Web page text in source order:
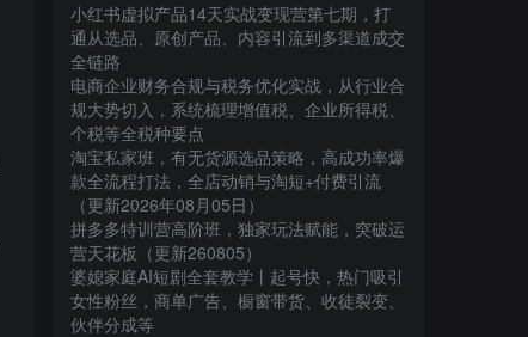
小红书虚拟产品14天实战变现营第七期，打
通从选品、原创产品、内容引流到多渠道成交
全链路
电商企业财务合规与税务优化实战，从行业合
规大势切入，系统梳理增值税、企业所得税、
个税等全税种要点
淘宝私家班，有无货源选品策略，高成功率爆
款全流程打法，全店动销与淘短+付费引流
（更新2026年08月05日）
拼多多特训营高阶班，独家玩法赋能，突破运
营天花板（更新260805）
婆媳家庭AI短剧全套教学丨起号快，热门吸引
女性粉丝，商单广告、橱窗带货、收徒裂变、
伙伴分成等